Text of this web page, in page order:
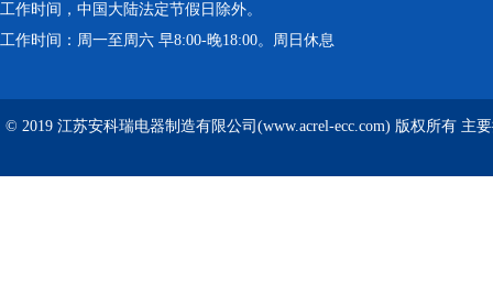
工作时间，中国大陆法定节假日除外。
工作时间：周一至周六 早8:00-晚18:00。周日休息
© 2019 江苏安科瑞电器制造有限公司(www.acrel-ecc.com) 版权所有 主